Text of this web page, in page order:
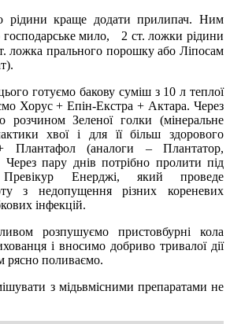
рідини краще додати прилипач. Ним
господарське мило, 2 ст. ложки рідини
ложка прального порошку або Ліпосам
готуємо бакову суміш з 10 л теплої
Хорус + Епін-Екстра + Актара. Через
розчином Зеленої голки (мінеральне
хвої і для її більш здорового
Плантафол (аналоги – Плантатор,
пару днів потрібно пролити під
Енерджі, який проведе
з недопущення різних кореневих
інфекцій.
розпушуємо пристовбурні кола
і вносимо добриво тривалої дії
рясно поливаємо.
з мідьвмісними препаратами не